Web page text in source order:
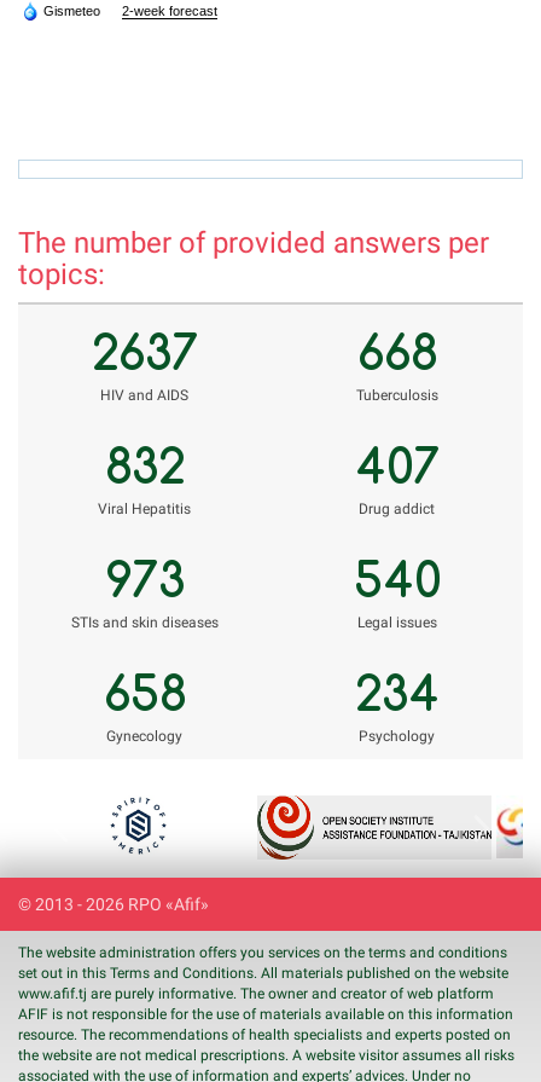
Gismeteo 2-week forecast
The number of provided answers per
topics:
2637
НIV and AIDS
668
Tuberculosis
832
Viral Hepatitis
407
Drug addict
973
STIs and skin diseases
540
Legal issues
658
Gynecology
234
Psychology
Next
© 2013 - 2026 RPO «Afif»
The website administration offers you services on the terms and conditions
set out in this Terms and Conditions. All materials published on the website
www.afif.tj are purely informative. The owner and creator of web platform
AFIF is not responsible for the use of materials available on this information
resource. The recommendations of health specialists and experts posted on
the website are not medical prescriptions. A website visitor assumes all risks
associated with the use of information and experts’ advices. Under no